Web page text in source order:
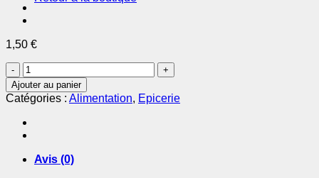
1,50 €
quantité
de
Curcuma
50g
-
GLOBAL
Ajouter au panier
Catégories : Alimentation, Epicerie
Avis (0)